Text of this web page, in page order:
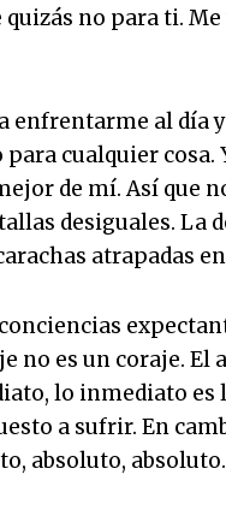
no para ti.
al día y
cualquier
de mí. Así que
desiguales. La
atrapadas
no es un coraje.
lo inmediato es
a sufrir. En
absoluto,